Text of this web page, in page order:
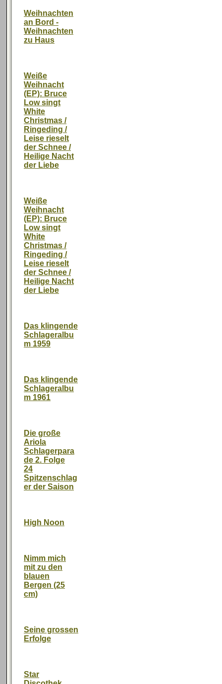
Weihnachten
an Bord -
Weihnachten
zu Haus
Weiße
Weihnacht
(EP): Bruce
Low singt
White
Christmas /
Ringeding /
Leise rieselt
der Schnee /
Heilige Nacht
der Liebe
Weiße
Weihnacht
(EP): Bruce
Low singt
White
Christmas /
Ringeding /
Leise rieselt
der Schnee /
Heilige Nacht
der Liebe
Das klingende
Schlageralbu
m 1959
Das klingende
Schlageralbu
m 1961
Die große
Ariola
Schlagerpara
de 2. Folge
24
Spitzenschlag
er der Saison
High Noon
Nimm mich
mit zu den
blauen
Bergen (25
cm)
Seine grossen
Erfolge
Star